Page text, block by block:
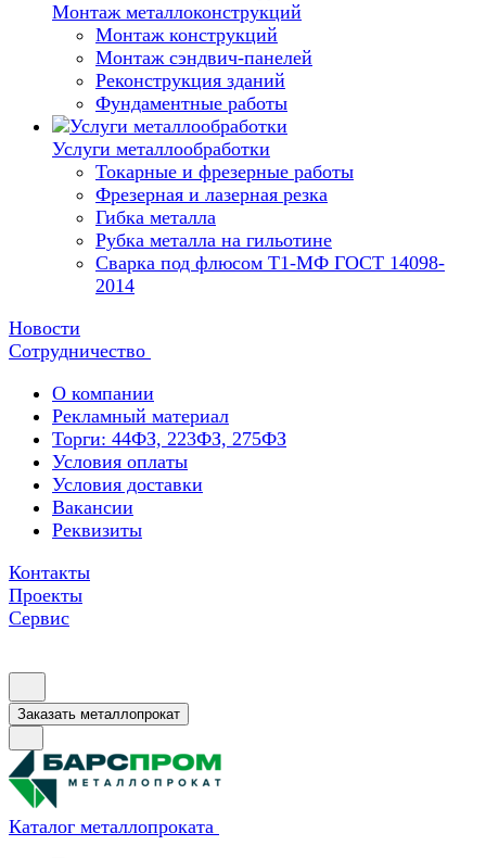
Монтаж металлоконструкций
Монтаж конструкций
Монтаж сэндвич-панелей
Реконструкция зданий
Фундаментные работы
Услуги металлообработки
Токарные и фрезерные работы
Фрезерная и лазерная резка
Гибка металла
Рубка металла на гильотине
Сварка под флюсом Т1-МФ ГОСТ 14098-
2014
Новости
Сотрудничество
О компании
Рекламный материал
Торги: 44ФЗ, 223ФЗ, 275ФЗ
Условия оплаты
Условия доставки
Вакансии
Реквизиты
Контакты
Проекты
Сервис
Заказать металлопрокат
Каталог металлопроката